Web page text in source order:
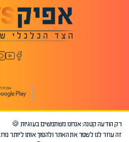
©2026 כל הזכויות שמורות לאפיק.
רק הודעה קטנה: אנחנו משתמשים בעוגיות 🍪
זה עוזר לנו לשפר את האתר ולהפוך אותו ליותר